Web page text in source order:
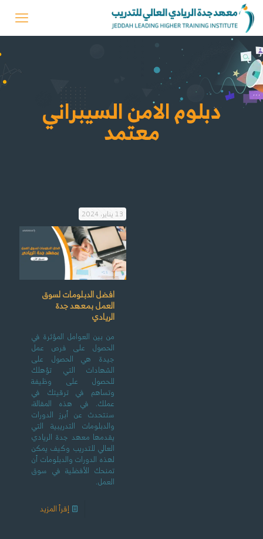
دبلوم الامن السيبراني
معتمد
13 يناير، 2024
افضل الدبلومات لسوق
العمل بمعهد جدة
الريادي
من بين العوامل المؤثرة في
الحصول على فرص عمل
جيدة هي الحصول على
الشهادات التي تؤهلك
للحصول على وظيفة
وتساهم في ترقيتك في
عملك. في هذه المقالة،
سنتحدث عن أبرز الدورات
والدبلومات التدريبية التي
يقدمها معهد جدة الريادي
العالي للتدريب وكيف يمكن
لهذه الدورات والدبلومات أن
تمنحك الأفضلية في سوق
العمل.
إقرأ المزيد